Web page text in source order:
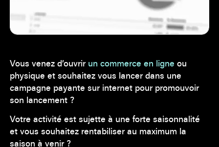
Vous venez d’ouvrir un commerce en ligne ou
physique et souhaitez vous lancer dans une
campagne payante sur internet pour promouvoir
son lancement ?
Votre activité est sujette à une forte saisonnalité
et vous souhaitez rentabiliser au maximum la
saison à venir ?